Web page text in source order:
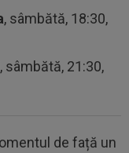
, sâmbătă, 18:30,
, sâmbătă, 21:30,
de față un